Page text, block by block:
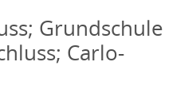
Grundschule
Carlo-